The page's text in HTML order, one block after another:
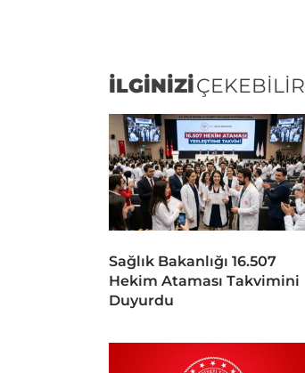
İLGİNİZİÇEKEBİLİR
Sağlık Bakanlığı 16.507
Hekim Ataması Takvimini
Duyurdu